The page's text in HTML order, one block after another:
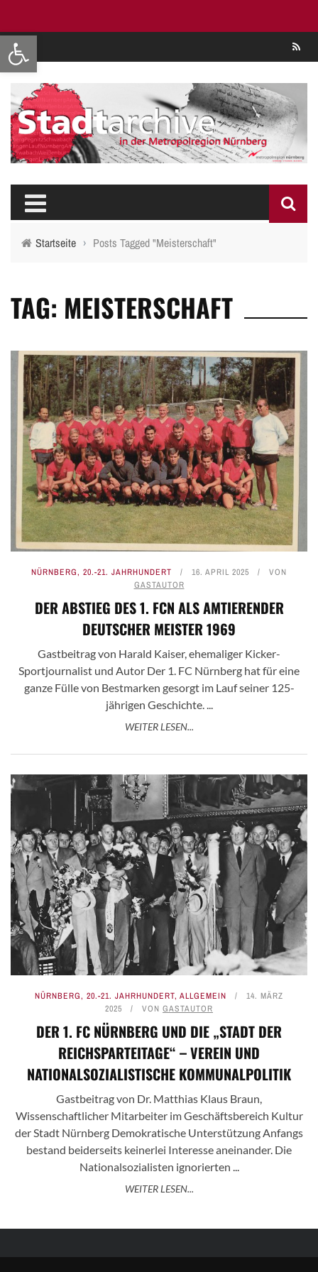
Werkzeugleiste öffnen
Startseite › Posts Tagged "Meisterschaft"
TAG: MEISTERSCHAFT
NÜRNBERG, 20.-21. JAHRHUNDERT 16. APRIL 2025
VON
GASTAUTOR
DER ABSTIEG DES 1. FCN ALS AMTIERENDER
DEUTSCHER MEISTER 1969
Gastbeitrag von Harald Kaiser, ehemaliger Kicker-
Sportjournalist und Autor Der 1. FC Nürnberg hat für eine
ganze Fülle von Bestmarken gesorgt im Lauf seiner 125-
jährigen Geschichte. ...
WEITER LESEN...
NÜRNBERG, 20.-21. JAHRHUNDERT, ALLGEMEIN
14. MÄRZ
2025
VON GASTAUTOR
DER 1. FC NÜRNBERG UND DIE „STADT DER
REICHSPARTEITAGE“ – VEREIN UND
NATIONALSOZIALISTISCHE KOMMUNALPOLITIK
Gastbeitrag von Dr. Matthias Klaus Braun,
Wissenschaftlicher Mitarbeiter im Geschäftsbereich Kultur
der Stadt Nürnberg Demokratische Unterstützung Anfangs
bestand beiderseits keinerlei Interesse aneinander. Die
Nationalsozialisten ignorierten ...
WEITER LESEN...